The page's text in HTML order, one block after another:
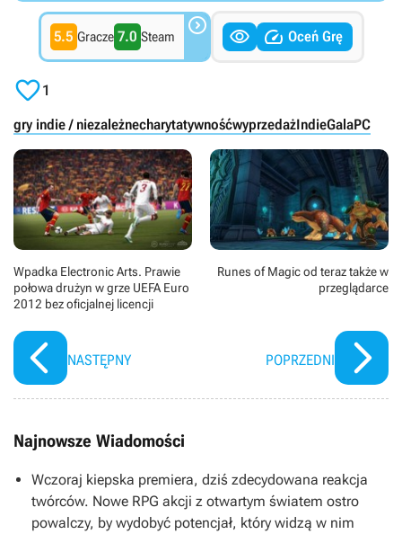
5.5 Gracze 7.0 Steam    Oceń Grę
1
gry indie / niezależnecharytatywnośćwyprzedażIndieGalaPC
Wpadka Electronic Arts. Prawie
połowa drużyn w grze UEFA Euro
2012 bez oficjalnej licencji
NASTĘPNY
Runes of Magic od teraz także w
przeglądarce
POPRZEDNI
Najnowsze Wiadomości
Wczoraj kiepska premiera, dziś zdecydowana reakcja
twórców. Nowe RPG akcji z otwartym światem ostro
powalczy, by wydobyć potencjał, który widzą w nim